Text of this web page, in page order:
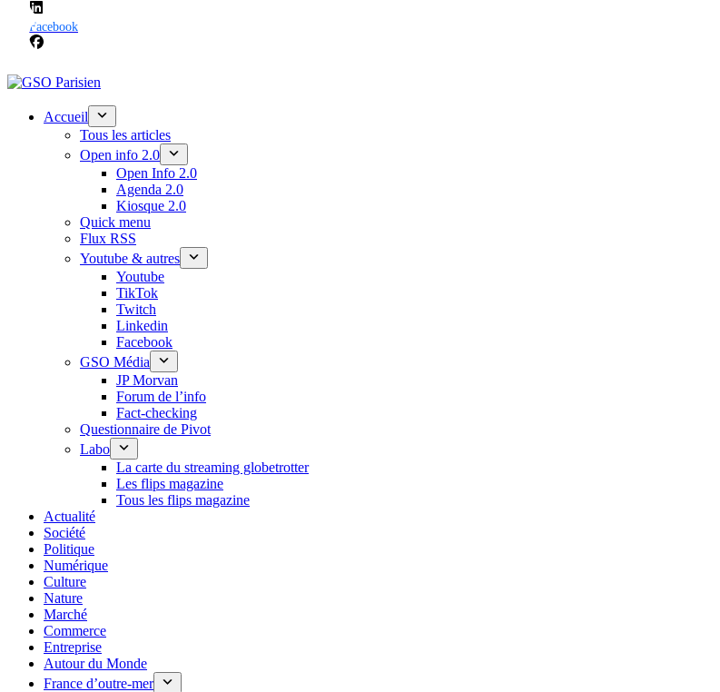
Facebook
Accueil
Tous les articles
Open info 2.0
Open Info 2.0
Agenda 2.0
Kiosque 2.0
Quick menu
Flux RSS
Youtube & autres
Youtube
TikTok
Twitch
Linkedin
Facebook
GSO Média
JP Morvan
Forum de l’info
Fact-checking
Questionnaire de Pivot
Labo
La carte du streaming globetrotter
Les flips magazine
Tous les flips magazine
Actualité
Société
Politique
Numérique
Culture
Nature
Marché
Commerce
Entreprise
Autour du Monde
France d’outre-mer